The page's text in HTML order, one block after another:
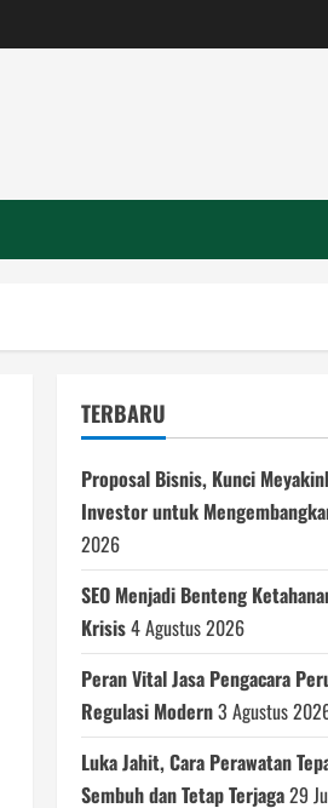
TERBARU
Proposal Bisnis, Kunci
Investor untuk
2026
SEO Menjadi Benteng
Krisis4 Agustus 2026
Peran Vital Jasa Pengacara
Regulasi Modern3 Agustus
Luka Jahit, Cara Perawatan
Sembuh dan Tetap Terjaga29